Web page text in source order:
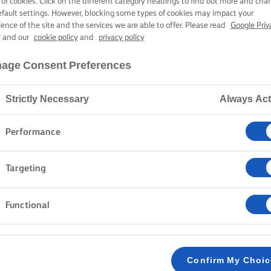
Ricette
IL GREMBIULE E SCOPRI LE
settings. However, blocking some types of cookies may impact your
of the site and the services we are able to offer. Please read
Google
and our cookie policyand privacy policy
Consent Preferences
Strictly Necessary Always
Performance
Targeting
Functional
Confirm My